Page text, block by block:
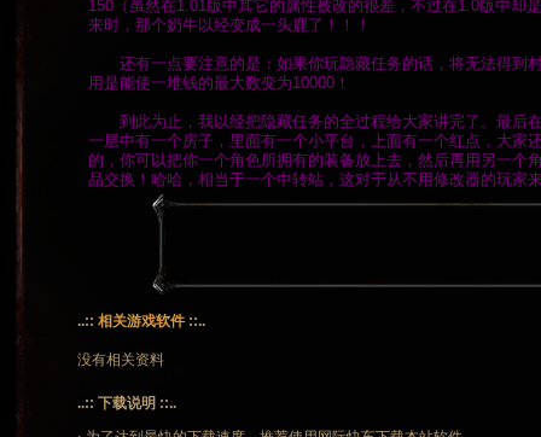
150（虽然在1.01版中其它的属性被改的很差，不过在1.0版中却
来时，那个奶牛以经变成一头鹿了！！！
还有一点要注意的是：如果你玩隐藏任务的话，将无法得到
用是能使一堆钱的最大数变为10000！
到此为止，我以经把隐藏任务的全过程给大家讲完了。最后
一层中有一个房子，里面有一个小平台，上面有一个红点，大家
的，你可以把你一个角色所拥有的装备放上去，然后再用另一个
品交换！哈哈，相当于一个中转站，这对于从不用修改器的玩家
..:: 相关游戏软件 ::..
没有相关资料
..:: 下载说明 ::..